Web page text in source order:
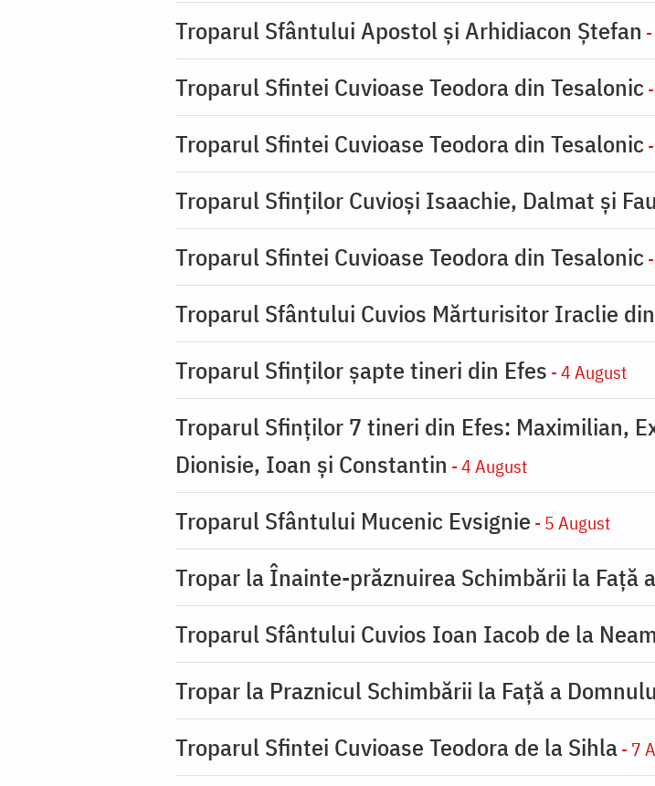
Troparul Sfântului Apostol și Arhidiacon Ștefan
Troparul Sfintei Cuvioase Teodora din Tesalonic
Troparul Sfintei Cuvioase Teodora din Tesalonic
Troparul Sfinţilor Cuvioşi Isaachie, Dalmat şi
Troparul Sfintei Cuvioase Teodora din Tesalonic
Troparul Sfântului Cuvios Mărturisitor Iraclie
Troparul Sfinţilor şapte tineri din Efes - 4 August
Troparul Sfinţilor 7 tineri din Efes: Maximilian,
Dionisie, Ioan şi Constantin - 4 August
Troparul Sfântului Mucenic Evsignie - 5 August
Tropar la Înainte-prăznuirea Schimbării la Faţă
Troparul Sfântului Cuvios Ioan Iacob de la
Tropar la Praznicul Schimbării la Faţă a
Troparul Sfintei Cuvioase Teodora de la Sihla- 7